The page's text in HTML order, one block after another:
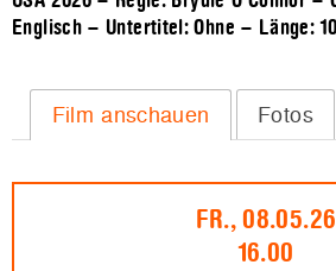
Englisch – Untertitel: Ohne – Länge:
Film anschauen Fotos
FR., 08.05.26
16.00